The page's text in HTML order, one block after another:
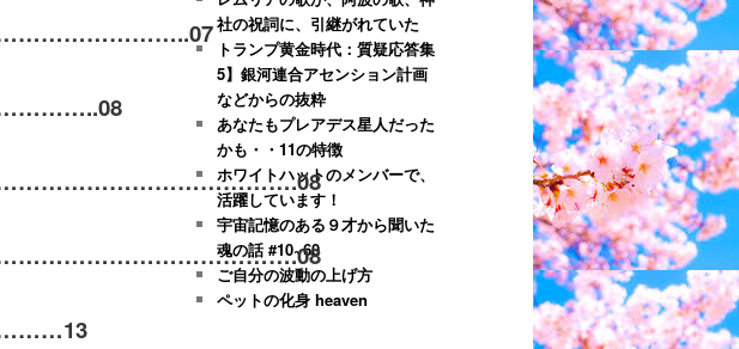
..07
08
08
08
13
社の祝詞に、引継がれていた
トランプ黄金時代：質疑応答集
5】銀河連合アセンション計画
などからの抜粋
あなたもプレアデス星人だった
かも・・11の特徴
ホワイトハットのメンバーで、
活躍しています！
宇宙記憶のある９才から聞いた
魂の話 #10~60
ご自分の波動の上げ方
ペットの化身 heaven